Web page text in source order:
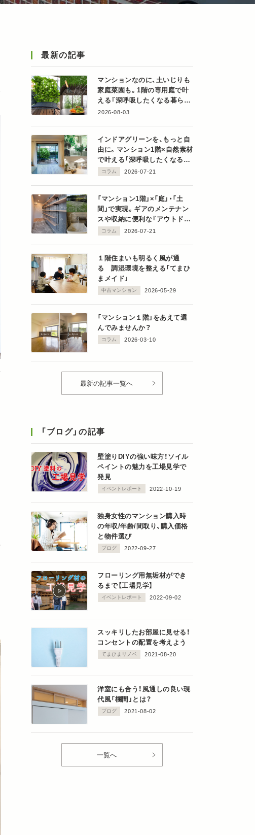
最新の記事
マンションなのに、土いじりも
家庭菜園も。1階の専用庭で叶
える『深呼吸したくなる暮ら
し』
2026-08-03
インドアグリーンを、もっと自
由に。マンション1階×自然素材
で叶える「深呼吸したくなるグ
リーンのある暮らし」
コラム 2026-07-21
「マンション1階」×「庭」・「土
間」で実現。ギアのメンテナン
スや収納に便利な『アウトドア
と暮らす家』
コラム 2026-07-21
１階住まいも明るく風が通
る 調湿環境を整える「てまひ
まメイド」
中古マンション 2026-05-29
「マンション１階」をあえて選
んでみませんか？
コラム 2026-03-10
最新の記事一覧へ
「ブログ」の記事
壁塗りDIYの強い味方！ソイル
ペイントの魅力を工場見学で
発見
イベントレポート 2022-10-19
独身女性のマンション購入時
の年収/年齢/間取り、購入価格
と物件選び
ブログ 2022-09-27
フローリング用無垢材ができ
るまで【工場見学】
イベントレポート 2022-09-02
スッキリしたお部屋に見せる！
コンセントの配置を考えよう
てまひまリノベ 2021-08-20
洋室にも合う！風通しの良い現
代風「欄間」とは？
ブログ 2021-08-02
一覧へ